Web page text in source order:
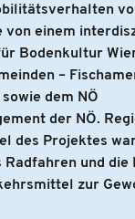
von einem
Bodenkultur
–
dem NÖ
der NÖ.
des Projektes
Radfahren und die
zur